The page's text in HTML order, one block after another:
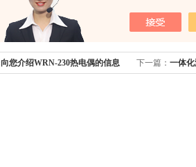
和RFID通信功能解决了易受攻击的通信电缆问
您介绍WRN-230热电偶的信息 下一篇： 一体